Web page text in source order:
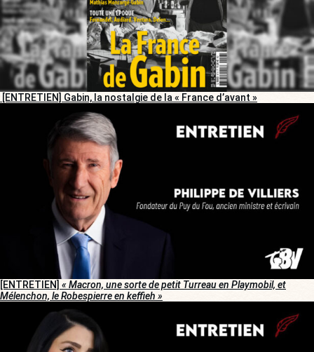
[ENTRETIEN] Gabin, la nostalgie de la « France d’avant »
[ENTRETIEN] « Macron, une sorte de petit Turreau en Playmobil, et
Mélenchon, le Robespierre en keffieh »